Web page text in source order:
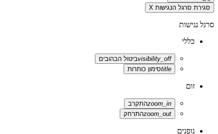
סגירת סרגל הנגישות X
סרגל נגישות
כללי
visibility_offביטול הבהובים
titleסימון כותרות
זום
zoom_inהתקרב
zoom_outהתרחק
גופנים